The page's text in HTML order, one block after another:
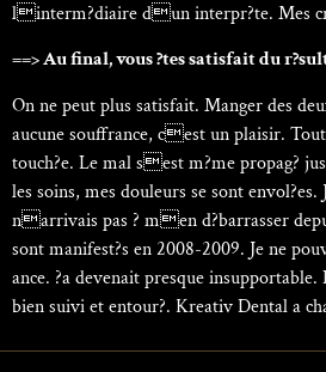
linterm?diaire dun interpr?te. Mes
==> Au final, vous ?tes satisfait du
On ne peut plus satisfait. Manger des
aucune souffrance, cest un plaisir.
touch?e. Le mal sest m?me propag?
les soins, mes douleurs se sont
narrivais pas ? men d?barrasser
sont manifest?s en 2008-2009. Je ne
ance. ?a devenait presque
bien suivi et entour?. Kreativ Dental a